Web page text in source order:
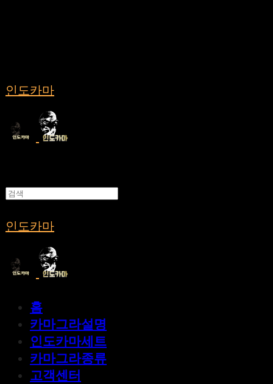
인도카마
인도카마
홈
카마그라설명
인도카마세트
카마그라종류
고객센터